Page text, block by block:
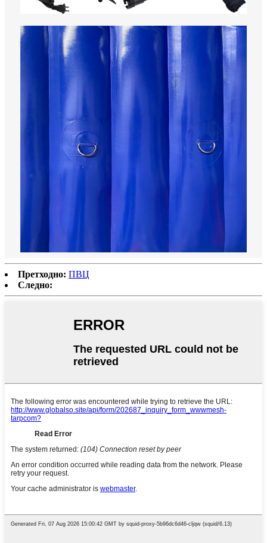
Претходно: ПВЦ
Следно: